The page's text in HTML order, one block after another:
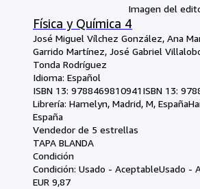
Imagen del
Física y Química 4
José Miguel Vílchez González, Ana
Garrido Martínez, José Gabriel
Tonda Rodríguez
Idioma: Español
ISBN 13: 9788469810941ISBN 13:
Librería: Hamelyn, Madrid, M, España
España
Vendedor de 5 estrellas
TAPA BLANDA
Condición
Condición: Usado - AceptableUsado -
EUR 9,87